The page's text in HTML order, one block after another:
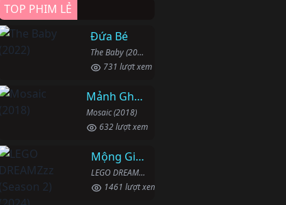
TOP PHIM LẺ
Đứa Bé
The Baby (2022)
731 lượt xem
Mảnh Ghép
Mosaic (2018)
632 lượt xem
Mộng Giới (Phần 2)
LEGO DREAMZzz (Season 2) (2024)
1461 lượt xem